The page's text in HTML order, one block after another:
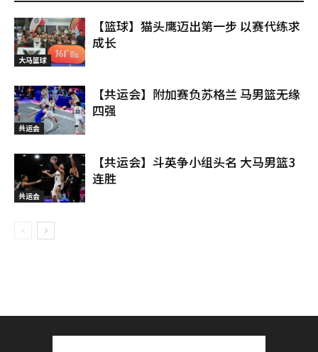
大马篮球
【篮球】猫头鹰迈出第一步 以赛代练求
成长
共运会
【共运会】附加赛负苏格兰 马男篮无缘
四强
共运会
【共运会】斗英争小组头名 大马男篮3
连胜